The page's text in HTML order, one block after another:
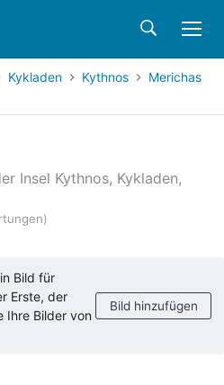
Kykladen Kythnos
Merichas
Insel Kythnos, Kykladen,
auf
Bild für
Erste, der
Ihre Bilder von
Bild hinzufügen